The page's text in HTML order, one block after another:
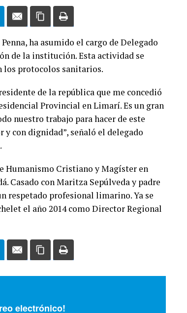
ha asumido el cargo de Delegado
de la institución. Esta actividad se
los protocolos sanitarios.
de la república que me concedió
Provincial en Limarí. Es un gran
nuestro trabajo para hacer de este
con dignidad”, señaló el delegado
Humanismo Cristiano y Magíster en
Casado con Maritza Sepúlveda y padre
respetado profesional limarino. Ya se
el año 2014 como Director Regional